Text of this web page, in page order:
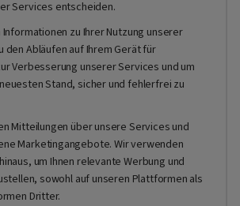
Services entscheiden.
Informationen zu Ihrer Nutzung unserer
den Abläufen auf Ihrem Gerät für
Verbesserung unserer Services und um
Stand, sicher und fehlerfrei zu
Mitteilungen über unsere Services und
Marketingangebote. Wir verwenden
um Ihnen relevante Werbung und
sowohl auf unseren Plattformen als
Dritter.